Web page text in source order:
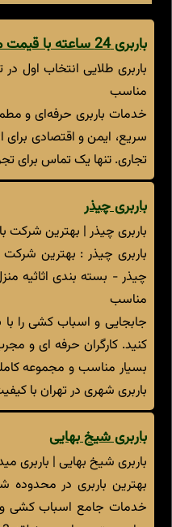
باربری 24 ساعته با قیمت مناسب
مناسب
خدمات باربری حرفه‌ای و
سریع، ایمن و اقتصادی برای
تجاری. تنها یک تماس برای
باربری چیذر
باربری چیذر | بهترین شرکت باربری
باربری چیذر : بهترین
چیذر - بسته بندی اثاثیه
مناسب
جابجایی و اسباب کشی را
کنید. کارگران حرفه ای و
بسیار مناسب و مجموعه
باربری شهری در تهران با
باربری شیخ بهایی
باربری شیخ بهایی | باربری میدان
بهترین باربری در محدوده
خدمات جامع اسباب کشی و